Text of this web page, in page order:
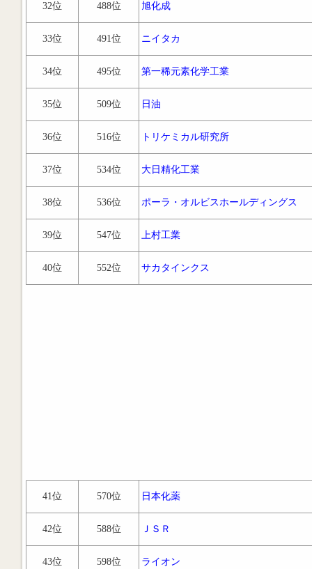
32位 488位 旭化成
33位 491位 ニイタカ
34位 495位 第一稀元素化学工業
35位 509位 日油
36位 516位 トリケミカル研究所
37位 534位 大日精化工業
38位 536位 ポーラ・オルビスホールディングス
39位 547位 上村工業
40位 552位 サカタインクス
41位 570位 日本化薬
42位 588位 ＪＳＲ
43位 598位 ライオン